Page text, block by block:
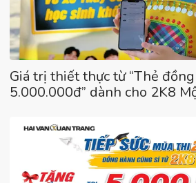
Giá trị thiết thực từ “Thẻ
5.000.000đ” dành cho 2K8